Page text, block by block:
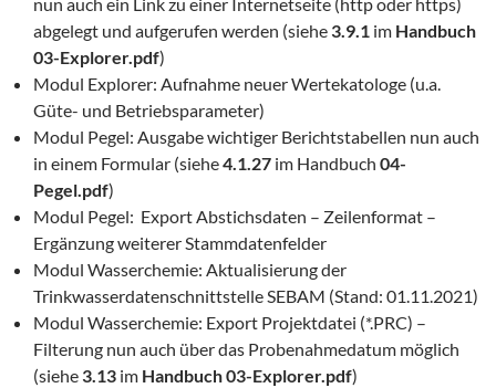
abgelegt und aufgerufen werden (siehe 3.9.1 im Handbuch
03-Explorer.pdf)
Modul Explorer: Aufnahme neuer Wertekatologe (u.a.
Güte- und Betriebsparameter)
Modul Pegel: Ausgabe wichtiger Berichtstabellen nun auch
in einem Formular (siehe4.1.27 im Handbuch 04-
Pegel.pdf)
Modul Pegel: Export Abstichsdaten – Zeilenformat –
Ergänzung weiterer Stammdatenfelder
Modul Wasserchemie: Aktualisierung der
Trinkwasserdatenschnittstelle SEBAM (Stand: 01.11.2021)
Modul Wasserchemie: Export Projektdatei (*.PRC) –
Filterung nun auch über das Probenahmedatum möglich
(siehe 3.13 im Handbuch 03-Explorer.pdf)